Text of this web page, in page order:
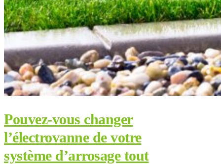
Pouvez-vous changer
l’électrovanne de votre
système d’arrosage tout